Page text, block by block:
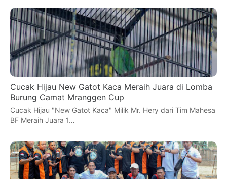
Cucak Hijau New Gatot Kaca Meraih Juara di Lomba
Burung Camat Mranggen Cup
Cucak Hijau "New Gatot Kaca" Milik Mr. Hery dari Tim Mahesa
BF Meraih Juara 1…